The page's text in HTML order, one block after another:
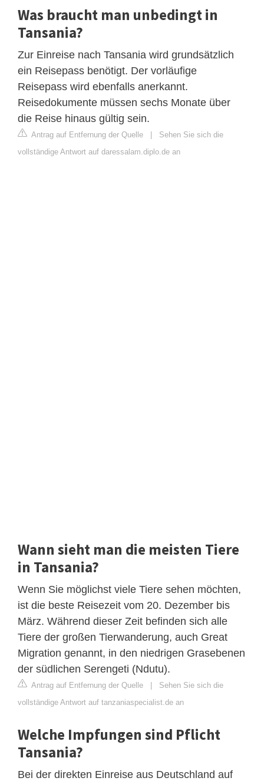
Was braucht man unbedingt in
Tansania?
Zur Einreise nach Tansania wird grundsätzlich
ein Reisepass benötigt. Der vorläufige
Reisepass wird ebenfalls anerkannt.
Reisedokumente müssen sechs Monate über
die Reise hinaus gültig sein.
Antrag auf Entfernung der Quelle | Sehen Sie sich die
vollständige Antwort auf daressalam.diplo.de an
Wann sieht man die meisten Tiere
in Tansania?
Wenn Sie möglichst viele Tiere sehen möchten,
ist die beste Reisezeit vom 20. Dezember bis
März. Während dieser Zeit befinden sich alle
Tiere der großen Tierwanderung, auch Great
Migration genannt, in den niedrigen Grasebenen
der südlichen Serengeti (Ndutu).
Antrag auf Entfernung der Quelle | Sehen Sie sich die
vollständige Antwort auf tanzaniaspecialist.de an
Welche Impfungen sind Pflicht
Tansania?
Bei der direkten Einreise aus Deutschland auf